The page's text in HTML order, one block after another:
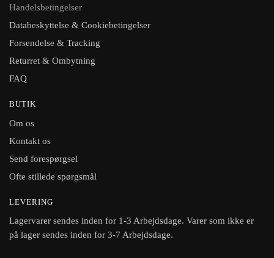
Handelsbetingelser
Databeskyttelse & Cookiebetingelser
Forsendelse & Tracking
Returret & Ombytning
FAQ
BUTIK
Om os
Kontakt os
Send forespørgsel
Ofte stillede spørgsmål
LEVERING
Lagervarer sendes inden for 1-3 Arbejdsdage. Varer som ikke er
på lager sendes inden for 3-7 Arbejdsdage.